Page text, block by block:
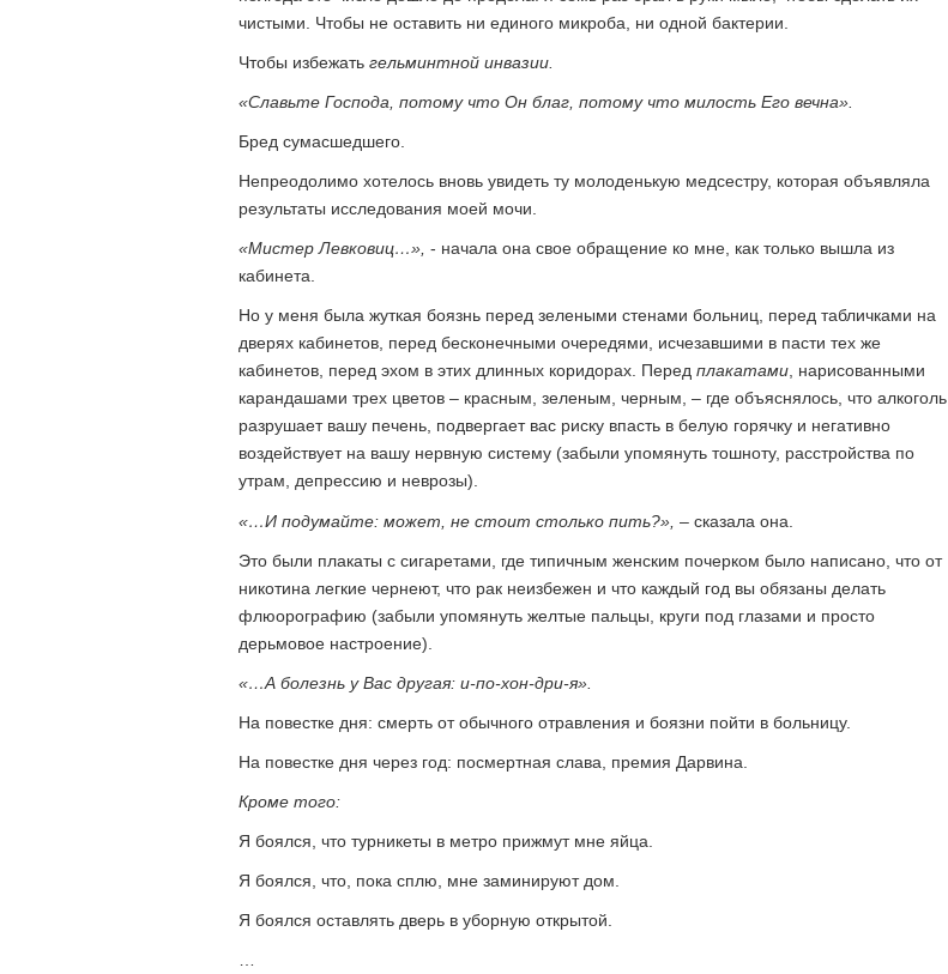
чистыми. Чтобы не оставить ни единого микроба, ни одной бактерии.
Чтобы избежать гельминтной инвазии.
«Славьте Господа, потому что Он благ, потому что милость Его вечна».
Бред сумасшедшего.
Непреодолимо хотелось вновь увидеть ту молоденькую медсестру, которая объявляла
результаты исследования моей мочи.
«Мистер Левковиц…», - начала она свое обращение ко мне, как только вышла из
кабинета.
Но у меня была жуткая боязнь перед зелеными стенами больниц, перед табличками на
дверях кабинетов, перед бесконечными очередями, исчезавшими в пасти тех же
кабинетов, перед эхом в этих длинных коридорах. Перед плакатами, нарисованными
карандашами трех цветов – красным, зеленым, черным, – где объяснялось, что алкоголь
разрушает вашу печень, подвергает вас риску впасть в белую горячку и негативно
воздействует на вашу нервную систему (забыли упомянуть тошноту, расстройства по
утрам, депрессию и неврозы).
«…И подумайте: может, не стоит столько пить?», – сказала она.
Это были плакаты с сигаретами, где типичным женским почерком было написано, что от
никотина легкие чернеют, что рак неизбежен и что каждый год вы обязаны делать
флюорографию (забыли упомянуть желтые пальцы, круги под глазами и просто
дерьмовое настроение).
«…А болезнь у Вас другая: и-по-хон-дри-я».
На повестке дня: смерть от обычного отравления и боязни пойти в больницу.
На повестке дня через год: посмертная слава, премия Дарвина.
Кроме того:
Я боялся, что турникеты в метро прижмут мне яйца.
Я боялся, что, пока сплю, мне заминируют дом.
Я боялся оставлять дверь в уборную открытой.
…